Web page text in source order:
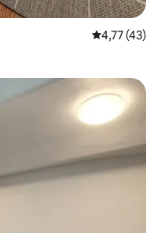
Vidējais
4,77 (43)